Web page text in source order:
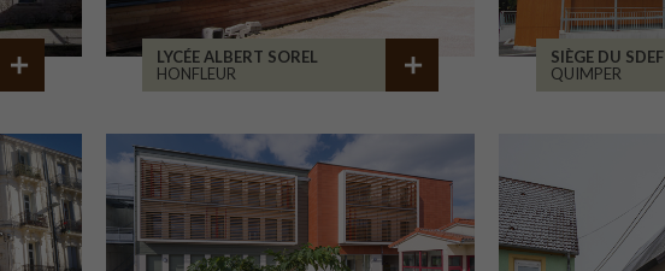
LYCÉE ALBERT SOREL
HONFLEUR
SIÈGE DU SDEF
QUIMPER